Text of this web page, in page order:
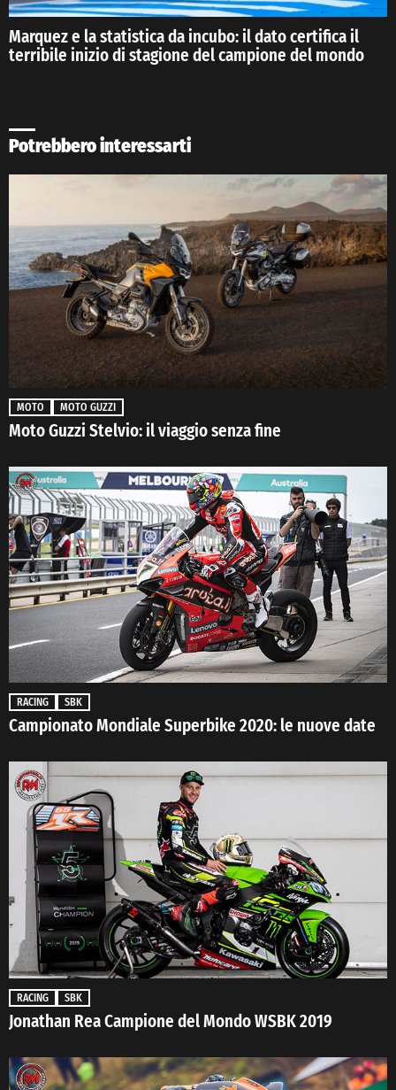
Marquez e la statistica da incubo: il dato certifica il
terribile inizio di stagione del campione del mondo
Potrebbero interessarti
MOTO MOTO GUZZI
Moto Guzzi Stelvio: il viaggio senza fine
RACING SBK
Campionato Mondiale Superbike 2020: le nuove date
RACING SBK
Jonathan Rea Campione del Mondo WSBK 2019